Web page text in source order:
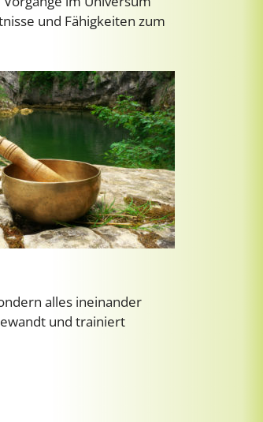
und Fähigkeiten zum
alles ineinander
und trainiert